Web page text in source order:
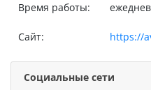
Время работы:
Сайт: https://
Социальные сети